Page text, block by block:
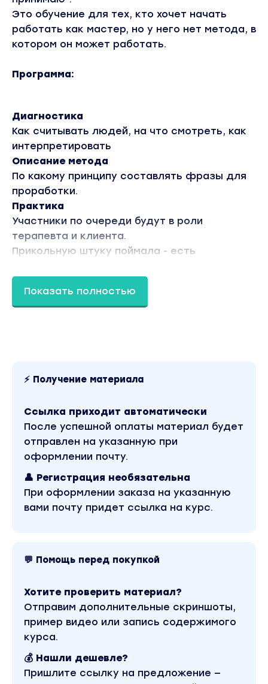
Это обучение для тех, кто хочет начать
работать как мастер, но у него нет метода, в
котором он может работать.
Программа:
Диагностика
Как считывать людей, на что смотреть, как
интерпретировать
Описание метода
По какому принципу составлять фразы для
проработки.
Практика
Участники по очереди будут в роли
терапевта и клиента.
Прикольную штуку поймала - есть
методе. И утверждает, что метод не метод,
а Вселенка или расстановки.
Есть версии, что я преподаю чье-то чужое
что я ворую чужой труд.
считаю, что инфоцыган не существует -
любая информация что человек несет - она
либо им уже прожита, либо если еще нет -
мир быстро организует чтобы прожил. И
если спикер заявляет о чем-то, то он
проживет. Поэтому не существует
преподавателей врунов. Их мир просто
было воровство интеллектуальной
Все что я даю в методе - прожито мной
через огромное количество личных сессий/
групповых сессий/ расстановок/
энерготерапий/ регресса.
Метод состоит из двух частей - диагностики
за 5 секунд и разрешающих фраз.
Показать полностью
⚡ Получение материала
Ссылка приходит автоматически
После успешной оплаты материал будет
отправлен на указанную при
оформлении почту.
👤 Регистрация необязательна
При оформлении заказа на указанную
вами почту придет ссылка на курс.
💬 Помощь перед покупкой
Хотите проверить материал?
Отправим дополнительные скриншоты,
пример видео или запись содержимого
курса.
💰 Нашли дешевле?
Пришлите ссылку на предложение —